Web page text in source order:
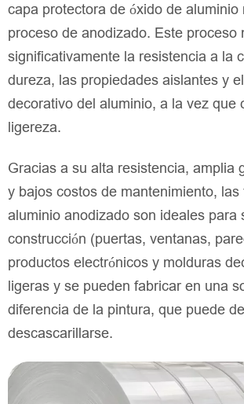
capa protectora de óxido de aluminio
proceso de anodizado. Este proceso
significativamente la resistencia a la
dureza, las propiedades aislantes y
decorativo del aluminio, a la vez que
ligereza.
Gracias a su alta resistencia, amplia
y bajos costos de mantenimiento, las
aluminio anodizado son ideales para
construcción (puertas, ventanas,
productos electrónicos y molduras
ligeras y se pueden fabricar en una
diferencia de la pintura, que puede
descascarillarse.